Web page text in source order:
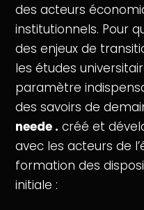
des acteurs
institutionnels. Pour
des enjeux de
les études
paramètre
des savoirs de
neede . créé et
avec les acteurs de
formation des
initiale :